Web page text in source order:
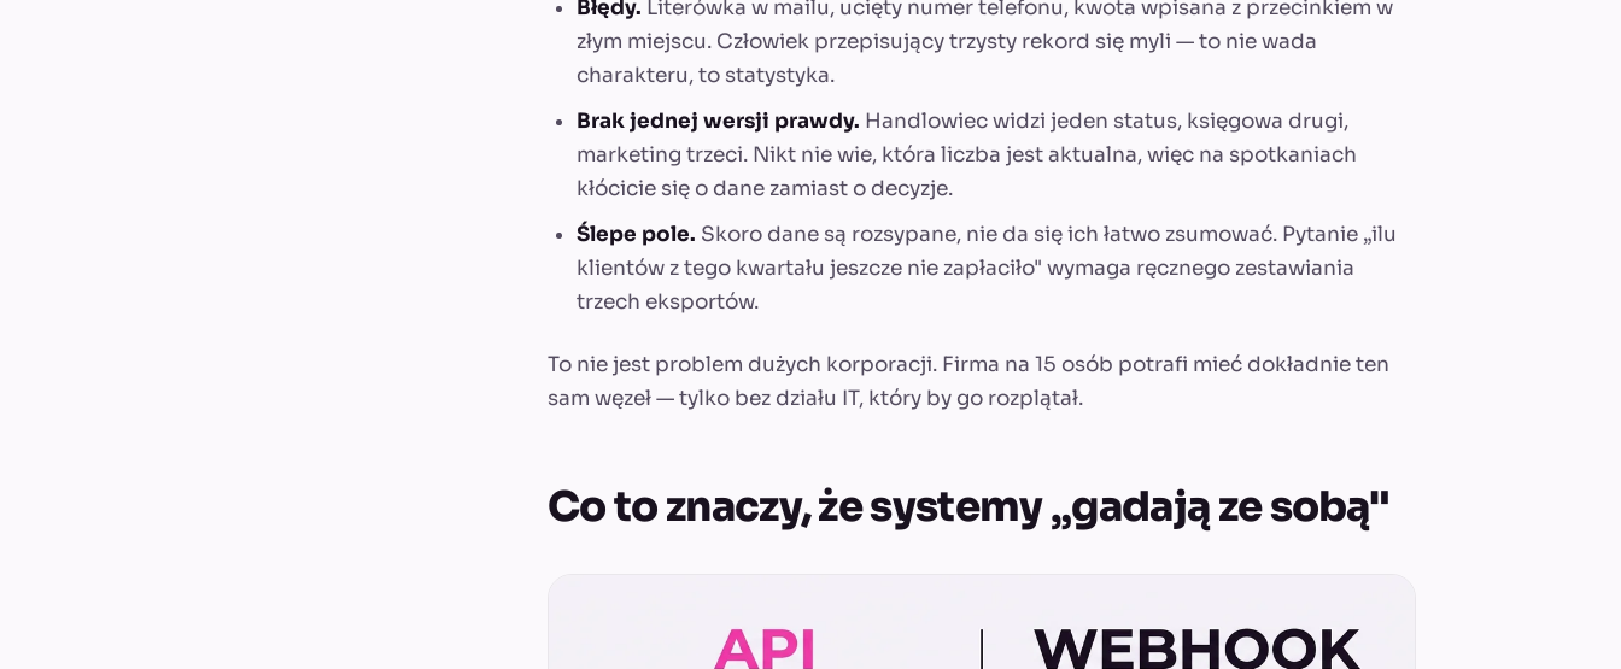
Błędy. Literówka w mailu, ucięty numer telefonu, kwota wpisana z przecinkiem w
złym miejscu. Człowiek przepisujący trzysty rekord się myli — to nie wada
charakteru, to statystyka.
Brak jednej wersji prawdy. Handlowiec widzi jeden status, księgowa drugi,
marketing trzeci. Nikt nie wie, która liczba jest aktualna, więc na spotkaniach
kłócicie się o dane zamiast o decyzje.
Ślepe pole. Skoro dane są rozsypane, nie da się ich łatwo zsumować. Pytanie „ilu
klientów z tego kwartału jeszcze nie zapłaciło" wymaga ręcznego zestawiania
trzech eksportów.
To nie jest problem dużych korporacji. Firma na 15 osób potrafi mieć dokładnie ten
sam węzeł — tylko bez działu IT, który by go rozplątał.
Co to znaczy, że systemy „gadają ze sobą"